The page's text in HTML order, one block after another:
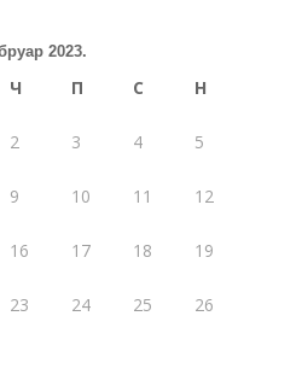
2023.
Ч П С Н
2 3 4 5
9 10 11 12
16 17 18 19
23 24 25 26